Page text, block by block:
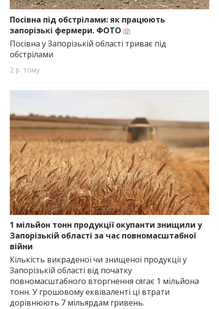
Посівна під обстрілами: як працюють
запорізькі фермери. ФОТО
Посівна у Запорізькій області триває під
обстрілами
2 р. тому
1 мільйон тонн продукції окупанти знищили у
Запорізькій області за час повномасштабної
війни
Кількість викраденої чи знищеної продукції у
Запорізькій області від початку
повномасштабного вторгнення сягає 1 мільйона
тонн. У грошовому еквіваленті ці втрати
дорівнюють 7 мільярдам гривень.